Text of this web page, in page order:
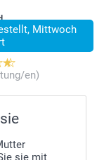
Mittwoch
en)
sie mit